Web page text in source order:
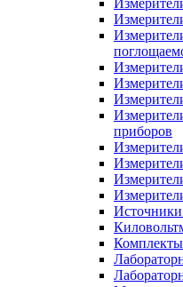
приборов